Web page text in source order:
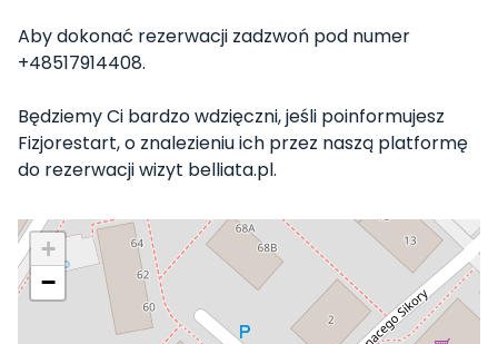
Aby dokonać rezerwacji zadzwoń pod numer
+48517914408.
Będziemy Ci bardzo wdzięczni, jeśli poinformujesz
Fizjorestart, o znalezieniu ich przez naszą platformę
do rezerwacji wizyt belliata.pl.
+
−